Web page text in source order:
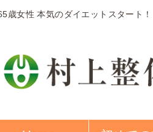
歳女性 本気のダイエットスタート！